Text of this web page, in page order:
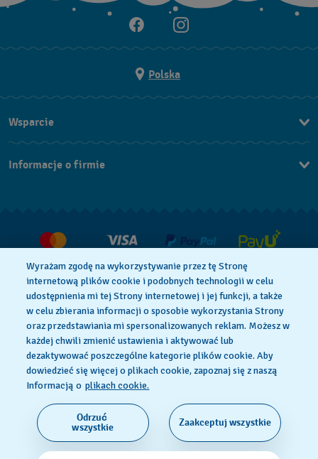
Polska
Wsparcie
FAQ
Warunki sprzedaży
Odstąp od umowy
Informacje o firmie
Polityka Prywatności Pliki Cookie
Regulamin Sklepu
SWISS MADE
© 2026 Flik Flak, oddział Swatch Ltd. Wszelkie prawa
Wyrażam zgodę na wykorzystywanie przez tę Stronę
internetową plików cookie i podobnych technologii w celu
udostępnienia mi tej Strony internetowej i jej funkcji, a także
w celu zbierania informacji o sposobie wykorzystania Strony
oraz przedstawiania mi spersonalizowanych reklam. Możesz w
każdej chwili zmienić ustawienia i aktywować lub
dezaktywować poszczególne kategorie plików cookie. Aby
dowiedzieć się więcej o plikach cookie, zapoznaj się z naszą
Informacją o plikach cookie.
Odrzuć
wszystkie
Zaakceptuj wszystkie